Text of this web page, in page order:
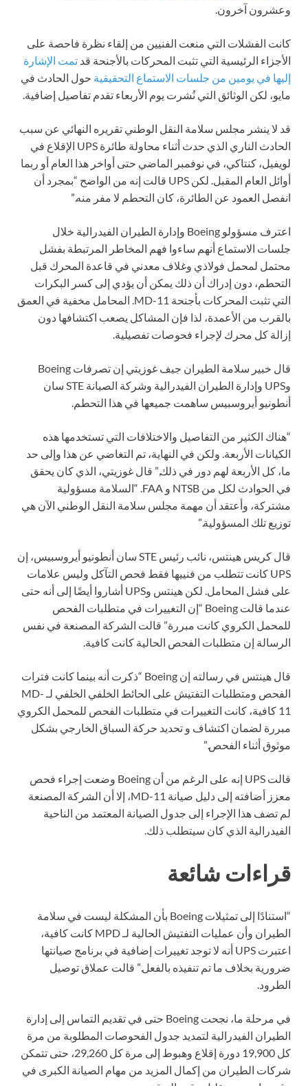
وعشرون آخرون.
كانت الفشلات التي منعت الفنيين من إلقاء نظرة فاحصة على
الأجزاء الرئيسية التي تثبت المحركات بالأجنحة قد تمت الإشارة
إليها في يومين من جلسات الاستماع التحقيقية حول الحادث في
مايو، لكن الوثائق التي نُشرت يوم الأربعاء تقدم تفاصيل إضافية.
قد لا ينشر مجلس سلامة النقل الوطني تقريره النهائي عن سبب
الحادث الناري الذي حدث أثناء محاولة طائرة UPS الإقلاع في
لويفيل، كنتاكي، في نوفمبر الماضي حتى أواخر هذا العام أو ربما
أوائل العام المقبل. لكن UPS قالت إنه من الواضح “بمجرد أن
انفصل العمود عن الطائرة، كان التحطم لا مفر منه.”
اعترف مسؤولو Boeing وإدارة الطيران الفيدرالية خلال
جلسات الاستماع أنهم ساءوا فهم المخاطر المرتبطة بفشل
محتمل لمحمل فولاذي وغلاف معدني في قاعدة المحرك قبل
التحطم، دون إدراك أن ذلك يمكن أن يؤدي إلى كسر البكرات
التي تثبت المحركات بأجنحة MD-11. المحامل مخفية في العمق
بالقرب من الأعمدة، لذا فإن المشاكل يصعب اكتشافها دون
إزالة كل محرك لإجراء فحوصات تفصيلية.
قال خبير سلامة الطيران جيف غوزيتي إن تصرفات Boeing
وUPS وإدارة الطيران الفيدرالية وشركة الصيانة STE سان
أنطونيو أيروسبيس ساهمت جميعها في هذا التحطم.
“هناك الكثير من التفاصيل والاختلافات التي تستخدمها هذه
الكيانات الأربعة. ولكن في النهاية، تم التغاضي عن هذا وإلى حد
ما، كل الأربعة لهم دور في ذلك,” قال غوزيتي، الذي كان يحقق
في الحوادث لكل من NTSB و FAA. “السلامة مسؤولية
مشتركة، وأعتقد أن مهمة مجلس سلامة النقل الوطني الآن هي
توزيع تلك المسؤولية.”
قال كريس هينتس، نائب رئيس STE سان أنطونيو أيروسبيس، إن
UPS كانت تتطلب من فنييها فقط فحص التآكل وليس علامات
على فشل المحامل. لكن هينتس وUPS أشاروا أيضًا إلى أنه حتى
عندما قالت Boeing “إن التغييرات في متطلبات الفحص
للمحمل الكروي كانت مبررة” قالت الشركة المصنعة في نفس
الرسالة إن متطلبات الفحص الحالية كانت كافية.
قال هينتس في رسالته إن Boeing “ذكرت أنه بينما كانت فترات
الفحص ومتطلبات التفتيش على الحائط الخلفي الخلفي لـ MD-
11 كافية، كانت التغييرات في متطلبات الفحص للمحمل الكروي
مبررة لضمان اكتشاف و تحديد حركة السباق الخارجي بشكل
موثوق أثناء الفحص.”
قالت UPS إنه على الرغم من أن Boeing وضعت إجراء فحص
معزز أضافته إلى دليل صيانة MD-11، إلا أن الشركة المصنعة
لم تضف هذا الإجراء إلى جدول الصيانة المعتمد من الناحية
الفيدرالية الذي كان سيتطلب ذلك.
قراءات شائعة
“استنادًا إلى تمثيلات Boeing بأن المشكلة ليست في سلامة
الطيران وأن عمليات التفتيش الحالية لـ MPD كانت كافية،
اعتبرت UPS أنه لا توجد تغييرات إضافية في برنامج صيانتها
ضرورية بخلاف ما تم تنفيذه بالفعل.” قالت عملاق توصيل
الطرود.
في مرحلة ما، نجحت Boeing حتى في تقديم التماس إلى إدارة
الطيران الفيدرالية لتمديد جدول الفحوصات المطلوبة من مرة
كل 19,900 دورة إقلاع وهبوط إلى مرة كل 29,260، حتى تتمكن
شركات الطيران من إكمال المزيد من مهام الصيانة الكبرى في